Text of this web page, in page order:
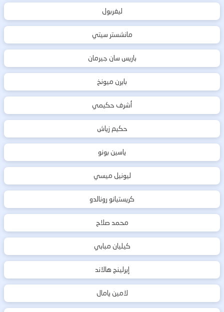
ليفربول
مانشستر سيتي
باريس سان جيرمان
بايرن ميونخ
أشرف حكيمي
حكيم زياش
ياسين بونو
ليونيل ميسي
كريستيانو رونالدو
محمد صلاح
كيليان مبابي
إيرلينج هالاند
لامين يامال